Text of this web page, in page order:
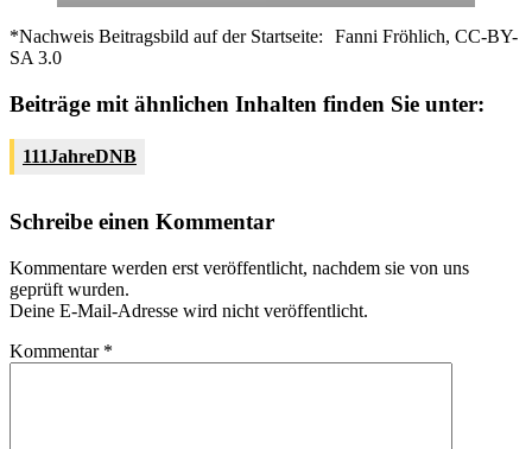
*Nachweis Beitragsbild auf der Startseite:
Fanni Fröhlich, CC-BY-
SA 3.0
Beiträge mit ähnlichen Inhalten finden Sie unter:
111JahreDNB
Schreibe einen Kommentar
Kommentare werden erst veröffentlicht, nachdem sie von uns
geprüft wurden.
Deine E-Mail-Adresse wird nicht veröffentlicht.
Kommentar *